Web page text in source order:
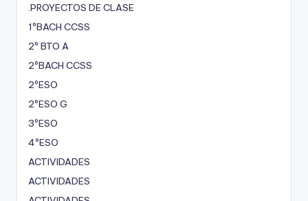
.PROYECTOS DE CLASE
1ºBACH CCSS
2º BTO A
2ºBACH CCSS
2ºESO
2ºESO G
3ºESO
4ºESO
ACTIVIDADES
ACTIVIDADES